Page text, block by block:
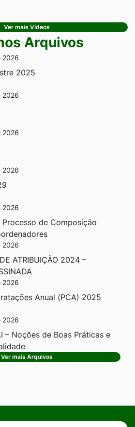
Ver mais Vídeos
Arquivos
2026
2025
2026
2026
2026
2026
de Composição
2026
ATRIBUIÇÃO 2024 –
2026
Anual (PCA) 2025
2026
– Noções de Boas Práticas e
Ver mais Arquivos